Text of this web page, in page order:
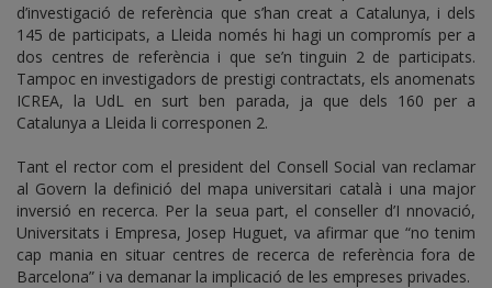
d’investigació de referència que s’han creat a Catalunya, i dels
145 de participats, a Lleida només hi hagi un compromís per a
dos centres de referència i que se’n tinguin 2 de participats.
Tampoc en investigadors de prestigi contractats, els anomenats
ICREA, la UdL en surt ben parada, ja que dels 160 per a
Catalunya a Lleida li corresponen 2.
Tant el rector com el president del Consell Social van reclamar
al Govern la definició del mapa universitari català i una major
inversió en recerca. Per la seua part, el conseller d’I nnovació,
Universitats i Empresa, Josep Huguet, va afirmar que “no tenim
cap mania en situar centres de recerca de referència fora de
Barcelona” i va demanar la implicació de les empreses privades.